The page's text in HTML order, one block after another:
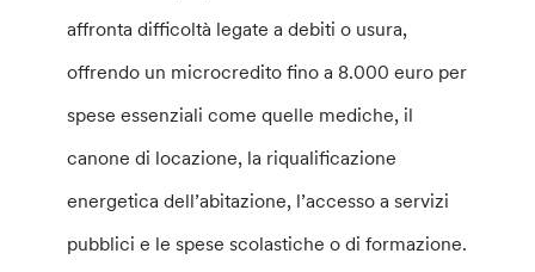
affronta difficoltà legate a debiti o usura,
offrendo un microcredito fino a 8.000 euro per
spese essenziali come quelle mediche, il
canone di locazione, la riqualificazione
energetica dell’abitazione, l’accesso a servizi
pubblici e le spese scolastiche o di formazione.